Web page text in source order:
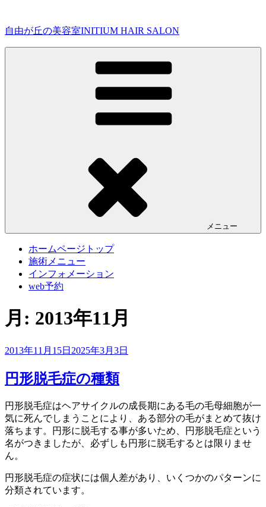
テ
ン
自由が丘の美容室INITIUM HAIR SALON
メニュー
ホームページトップ
施術メニュー
インフォメーション
web予約
月: 2013年11月
投
日:
2013年11月15日 2025年3月3日
円形脱毛症の種類
円形脱毛症はヘアサイクルの成長期にある毛の毛母細胞が一
気に死んでしまうことにより、ある部分の毛がまとめて抜け
落ちます。円形に脱毛する事が多いため、円形脱毛症という
名がつきましたが、必ずしも円形に脱毛するとは限りませ
ん。
円形脱毛症の症状には個人差があり、いくつかのパターンに
分類されています。